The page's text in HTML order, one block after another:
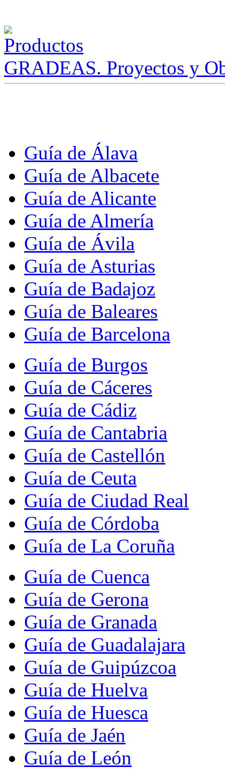
GRADEAS. Proyectos y
Guía de Álava
Guía de Albacete
Guía de Alicante
Guía de Almería
Guía de Ávila
Guía de Asturias
Guía de Badajoz
Guía de Baleares
Guía de Barcelona
Guía de Burgos
Guía de Cáceres
Guía de Cádiz
Guía de Cantabria
Guía de Castellón
Guía de Ceuta
Guía de Ciudad Real
Guía de Córdoba
Guía de La Coruña
Guía de Cuenca
Guía de Gerona
Guía de Granada
Guía de Guadalajara
Guía de Guipúzcoa
Guía de Huelva
Guía de Huesca
Guía de Jaén
Guía de León